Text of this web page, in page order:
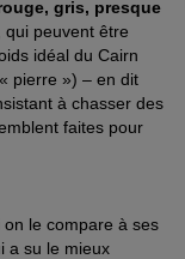
gris, presque
qui peuvent être
idéal du Cairn
pierre ») – en dit
à chasser des
faites pour
on le compare à ses
a su le mieux